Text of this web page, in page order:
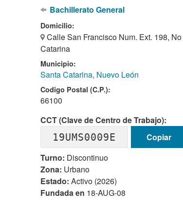
Bachillerato General
Domicilio:
Calle San Francisco Num. Ext. 198,
Catarina
Municipio:
Santa Catarina, Nuevo León
Codigo Postal (C.P.):
66100
CCT (Clave de Centro de Trabajo):
19UMS0009E
Copiar
Turno: Discontinuo
Zona: Urbano
Estado: Activo (2026)
Fundada en 18-AUG-08